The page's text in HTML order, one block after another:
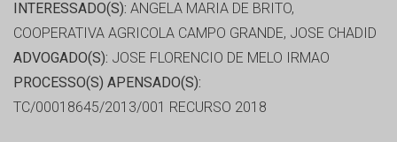
INTERESSADO(S): ANGELA MARIA DE BRITO,
COOPERATIVA AGRICOLA CAMPO GRANDE, JOSE CHADID
ADVOGADO(S): JOSE FLORENCIO DE MELO IRMAO
PROCESSO(S) APENSADO(S):
TC/00018645/2013/001 RECURSO 2018